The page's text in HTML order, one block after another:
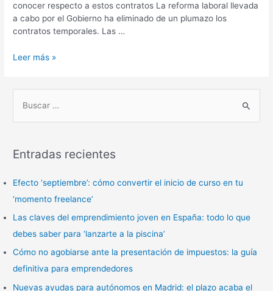
conocer respecto a estos contratos La reforma laboral llevada
a cabo por el Gobierno ha eliminado de un plumazo los
contratos temporales. Las …
Leer más »
u
c
o
r
:
Entradas recientes
Efecto ‘septiembre’: cómo convertir el inicio de curso en tu
‘momento freelance’
Las claves del emprendimiento joven en España: todo lo que
debes saber para ‘lanzarte a la piscina’
Cómo no agobiarse ante la presentación de impuestos: la guía
definitiva para emprendedores
Nuevas ayudas para autónomos en Madrid: el plazo acaba el